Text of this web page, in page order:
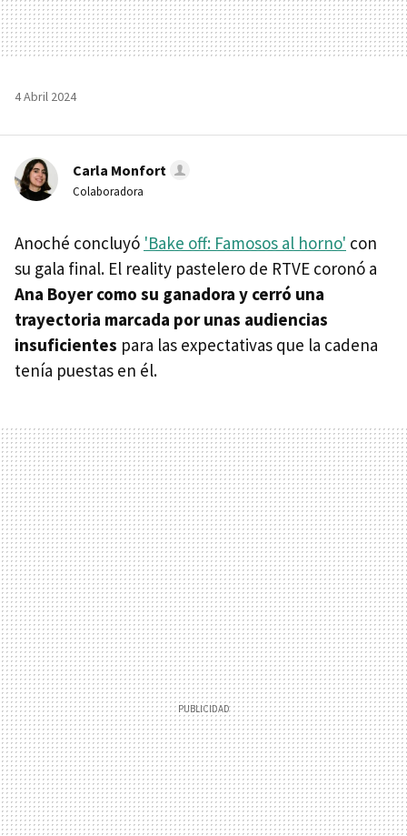
4 Abril 2024
Carla Monfort
Colaboradora
Anoché concluyó 'Bake off: Famosos al horno' con
su gala final. El reality pastelero de RTVE coronó a
Ana Boyer como su ganadora y cerró una
trayectoria marcada por unas audiencias
insuficientes para las expectativas que la cadena
tenía puestas en él.